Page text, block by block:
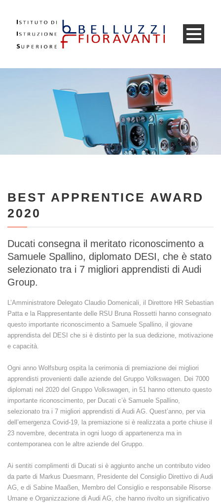
BEST APPRENTICE AWARD
2020
Ducati consegna il meritato riconoscimento a
Samuele Spallino, diplomato DESI, che è stato
selezionato tra i 7 migliori apprendisti di Audi
Group.
L’Amministratore Delegato Claudio Domenicali, il Direttore HR Sebastian
Patta e la Rappresentante delle RSU Bruna Rossetti hanno consegnato
questo importante riconoscimento a Samuele Spallino, il giovane
apprendista del DESI che si è distinto per la sua dedizione, motivazione
e capacità.
Ogni anno Wolfsburg ospita la cerimonia di premiazione dei migliori
apprendisti provenienti dalle aziende del Gruppo Volkswagen. Dei 7000
diplomati nel 2020 del Gruppo Volkswagen, in 51 hanno ottenuto questo
importante riconoscimento, per Ducati c’è Samuele Spallino,
selezionato tra i 7 migliori apprendisti di Audi AG. Quest’anno, per via
dell’emergenza Covid-19, la premiazione si è realizzata a porte chiuse il
23 novembre, decentrata in ogni luogo di appartenenza ma in
contemporanea con le altre aziende del Gruppo.
Ai sentiti complimenti di Ducati si è aggiunto anche un contributo video
da parte di Markus Duesmann, Presidente del Consiglio Direttivo di Audi
AG, e di Sabine Maaßen, Membro del Consiglio e responsabile Risorse
Umane e Organizzazione di Audi AG, che hanno rivolto un significativo